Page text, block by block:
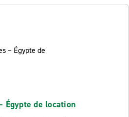
Égypte de location